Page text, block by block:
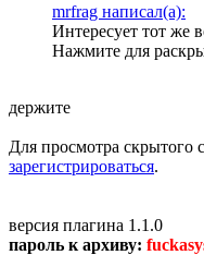
mrfrag написал(а):
Интересует тот же
Нажмите для
держите
Для просмотра
зарегистрироваться.
версия плагина 1.1.0
пароль к архиву: